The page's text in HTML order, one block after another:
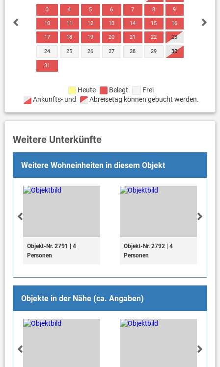
3 4 5 6 7 8 9
10 11 12 13 14 15 16
17 18 19 20 21 22 23
24 25 26 27 28 29 30
31
Heute Belegt
Frei
Ankunfts- und
Abreisetag können gebucht werden.
Weitere Unterkünfte
Weitere Wohneinheiten in diesem Objekt
Objekt-Nr. 2791 | 4
Personen
Objekt-Nr. 2792 | 4
Personen
Objekte in der Nähe (ca. Angaben)